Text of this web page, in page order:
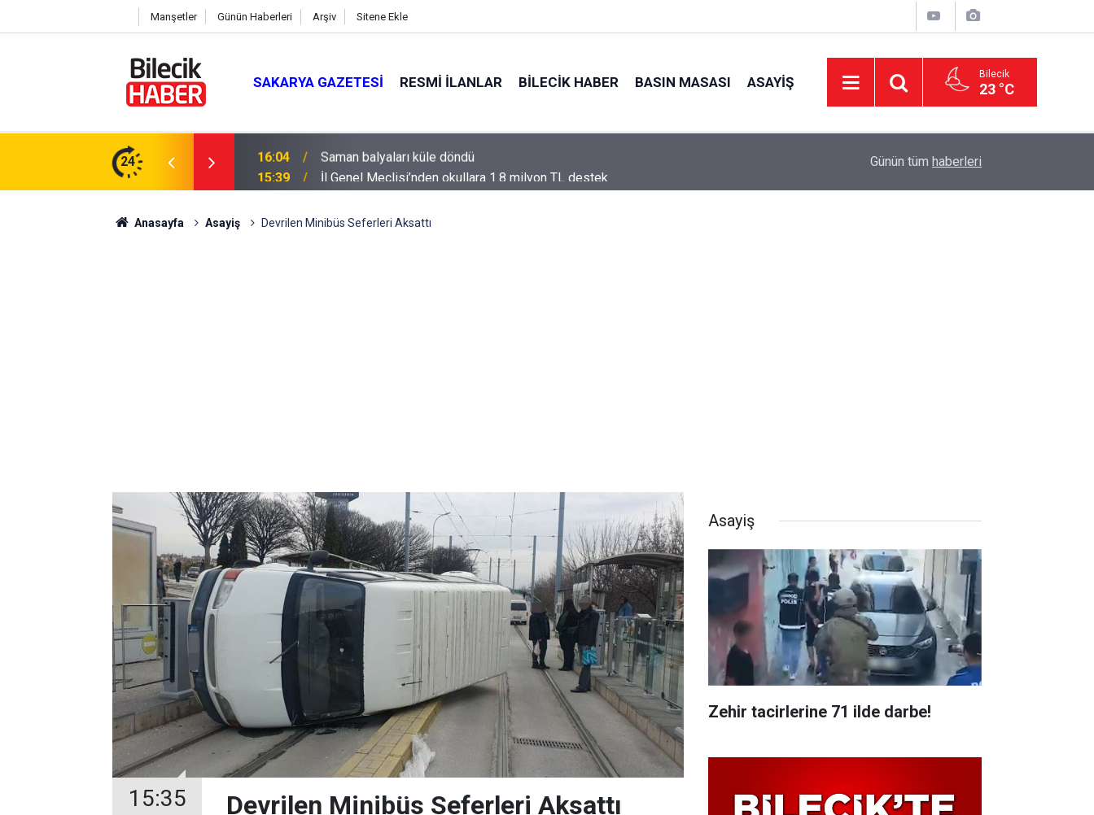
Manşetler Günün Haberleri Arşiv Sitene Ekle
SAKARYA GAZETESI RESMI İLANLAR BILECIK HABER BASIN MASASI ASAYIŞ Bilecik
23 °C
24 15:39 İl Genel Meclisi’nden okullara 1.8 milyon TL destek OEDAŞ Türkiye’yi temsil edecek
Günün tüm haberleri
Anasayfa Asayiş Devrilen Minibüs Seferleri Aksattı
15:35 Devrilen Minibüs Seferleri Aksattı
Asayiş
Zehir tacirlerine 71 ilde darbe!